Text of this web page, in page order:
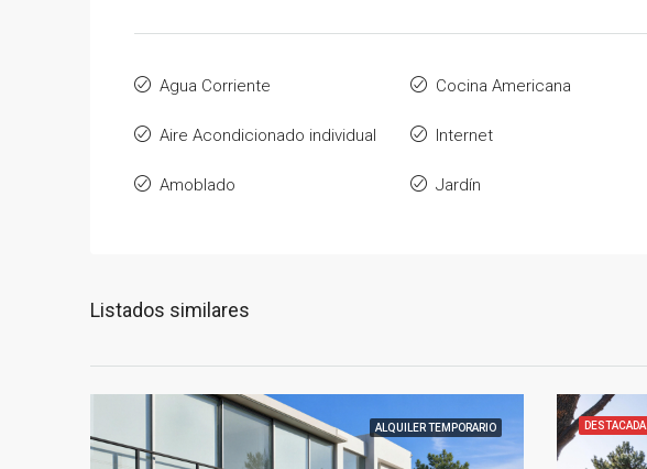
Agua Corriente
Aire Acondicionado individual
Amoblado
Cocina Americana
Internet
Jardín
Listados similares
ALQUILER TEMPORARIO DESTACADA